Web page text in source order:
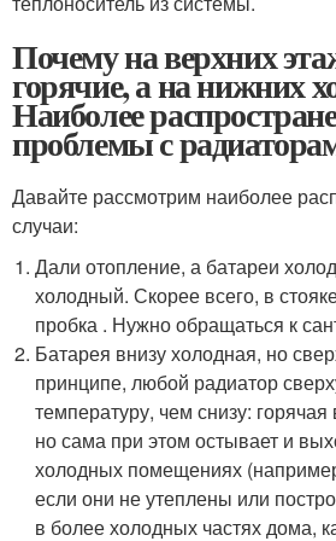
Почему на верхних
горячие, а на нижних
Наиболее
проблемы с
Давайте рассмотрим наиболее
случаи:
Дали отопление, а батареи
холодный. Скорее всего, в
пробка . Нужно обращаться к
Батарея внизу холодная, но
принципе, любой радиатор
температуру, чем снизу: горячая
но сама при этом остывает и
холодных помещениях
если они не утеплены или
в более холодных частях дома,